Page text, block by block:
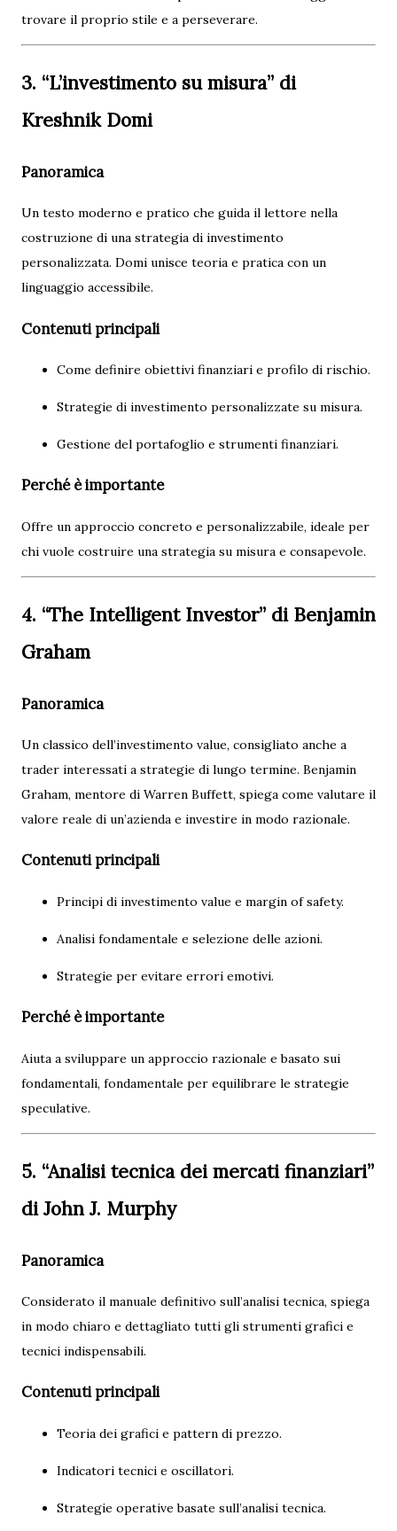
trovare il proprio stile e a perseverare.
3. “L’investimento su misura” di
Kreshnik Domi
Panoramica
Un testo moderno e pratico che guida il lettore nella
costruzione di una strategia di investimento
personalizzata. Domi unisce teoria e pratica con un
linguaggio accessibile.
Contenuti principali
Come definire obiettivi finanziari e profilo di rischio.
Strategie di investimento personalizzate su misura.
Gestione del portafoglio e strumenti finanziari.
Perché è importante
Offre un approccio concreto e personalizzabile, ideale per
chi vuole costruire una strategia su misura e consapevole.
4. “The Intelligent Investor” di Benjamin
Graham
Panoramica
Un classico dell’investimento value, consigliato anche a
trader interessati a strategie di lungo termine. Benjamin
Graham, mentore di Warren Buffett, spiega come valutare il
valore reale di un’azienda e investire in modo razionale.
Contenuti principali
Principi di investimento value e margin of safety.
Analisi fondamentale e selezione delle azioni.
Strategie per evitare errori emotivi.
Perché è importante
Aiuta a sviluppare un approccio razionale e basato sui
fondamentali, fondamentale per equilibrare le strategie
speculative.
5. “Analisi tecnica dei mercati finanziari”
di John J. Murphy
Panoramica
Considerato il manuale definitivo sull’analisi tecnica, spiega
in modo chiaro e dettagliato tutti gli strumenti grafici e
tecnici indispensabili.
Contenuti principali
Teoria dei grafici e pattern di prezzo.
Indicatori tecnici e oscillatori.
Strategie operative basate sull’analisi tecnica.